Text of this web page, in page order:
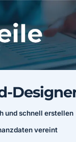
und schnell erstellen
vereint